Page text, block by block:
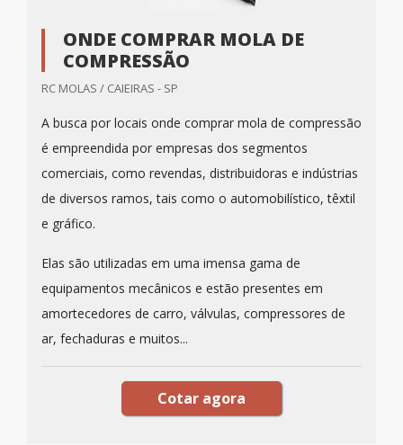
ONDE COMPRAR MOLA DE
COMPRESSÃO
RC MOLAS / CAIEIRAS - SP
A busca por locais onde comprar mola de compressão
é empreendida por empresas dos segmentos
comerciais, como revendas, distribuidoras e indústrias
de diversos ramos, tais como o automobilístico, têxtil
e gráfico.
Elas são utilizadas em uma imensa gama de
equipamentos mecânicos e estão presentes em
amortecedores de carro, válvulas, compressores de
ar, fechaduras e muitos...
Cotar agora